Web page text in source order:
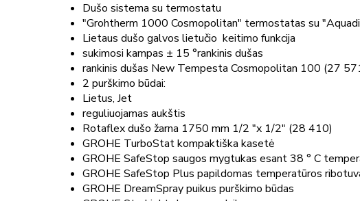
Dušo sistema su termostatu
"Grohtherm 1000 Cosmopolitan" termostatas su
Lietaus dušo galvos lietučio keitimo funkcija
sukimosi kampas ± 15 °rankinis dušas
rankinis dušas New Tempesta Cosmopolitan 100 (27
2 purškimo būdai:
Lietus, Jet
reguliuojamas aukštis
Rotaflex dušo žarna 1750 mm 1/2 "x 1/2" (28 410)
GROHE TurboStat kompaktiška kasetė
GROHE SafeStop saugos mygtukas esant 38 ° C
GROHE SafeStop Plus papildomas temperatūros
GROHE DreamSpray puikus purškimo būdas